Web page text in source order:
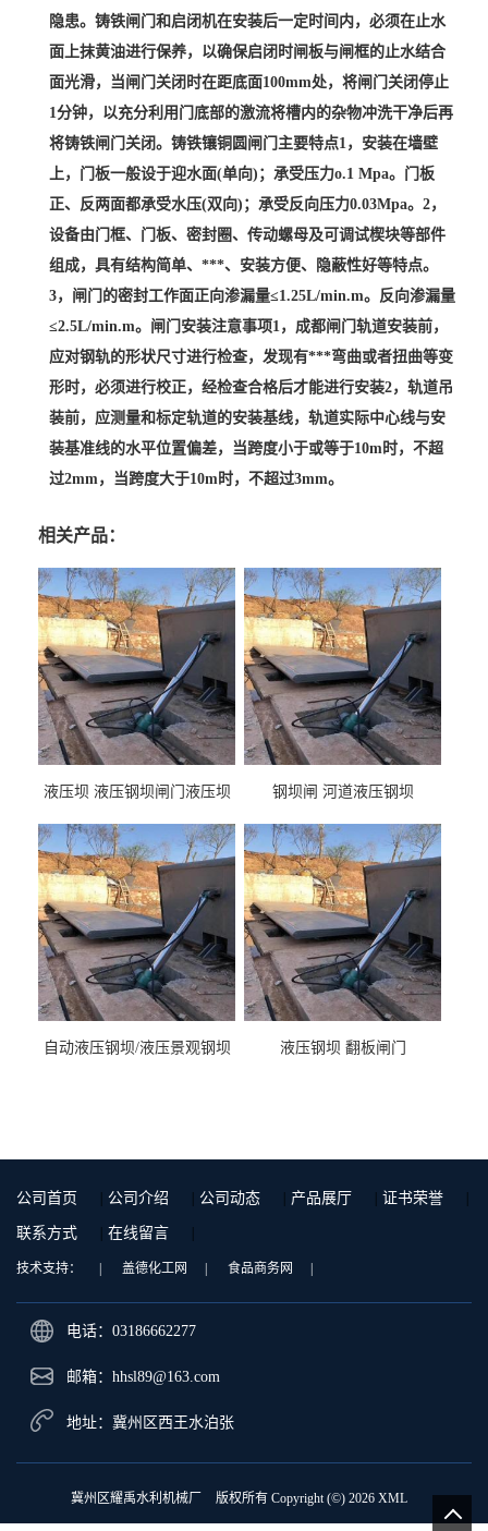
隐患。铸铁闸门和启闭机在安装后一定时间内，必须在止水
面上抹黄油进行保养，以确保启闭时闸板与闸框的止水结合
面光滑，当闸门关闭时在距底面100mm处，将闸门关闭停止
1分钟，以充分利用门底部的激流将槽内的杂物冲洗干净后再
将铸铁闸门关闭。铸铁镶铜圆闸门主要特点1，安装在墙壁
上，门板一般设于迎水面(单向)；承受压力o.1 Mpa。门板
正、反两面都承受水压(双向)；承受反向压力0.03Mpa。2，
设备由门框、门板、密封圈、传动螺母及可调试楔块等部件
组成，具有结构简单、***、安装方便、隐蔽性好等特点。
3，闸门的密封工作面正向渗漏量≤1.25L/min.m。反向渗漏量
≤2.5L/min.m。闸门安装注意事项1，成都闸门轨道安装前，
应对钢轨的形状尺寸进行检查，发现有***弯曲或者扭曲等变
形时，必须进行校正，经检查合格后才能进行安装2，轨道吊
装前，应测量和标定轨道的安装基线，轨道实际中心线与安
装基准线的水平位置偏差，当跨度小于或等于10m时，不超
过2mm，当跨度大于10m时，不超过3mm。
相关产品：
液压坝 液压钢坝闸门液压坝
钢坝闸 河道液压钢坝
自动液压钢坝/液压景观钢坝 液压钢坝 翻板闸门
公司首页 | 公司介绍 | 公司动态 | 产品展厅 | 证书荣誉 |
联系方式 | 在线留言 |
技术支持： | 盖德化工网 | 食品商务网 |
电话：03186662277
邮箱：hhsl89@163.com
地址：冀州区西王水泊张
冀州区耀禹水利机械厂 版权所有 Copyright (©) 2026 XML